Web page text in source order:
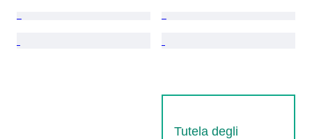
Tutela degli